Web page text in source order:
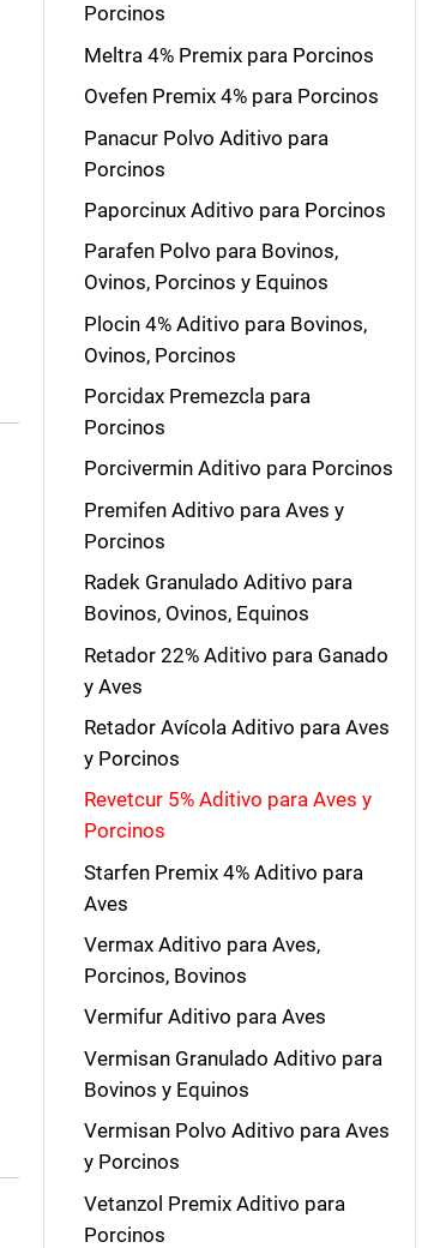
Porcinos
Meltra 4% Premix para Porcinos
Ovefen Premix 4% para Porcinos
Panacur Polvo Aditivo para
Porcinos
Paporcinux Aditivo para Porcinos
Parafen Polvo para Bovinos,
Ovinos, Porcinos y Equinos
Plocin 4% Aditivo para Bovinos,
Ovinos, Porcinos
Porcidax Premezcla para
Porcinos
Porcivermin Aditivo para Porcinos
Premifen Aditivo para Aves y
Porcinos
Radek Granulado Aditivo para
Bovinos, Ovinos, Equinos
Retador 22% Aditivo para Ganado
y Aves
Retador Avícola Aditivo para Aves
y Porcinos
Revetcur 5% Aditivo para Aves y
Porcinos
Starfen Premix 4% Aditivo para
Aves
Vermax Aditivo para Aves,
Porcinos, Bovinos
Vermifur Aditivo para Aves
Vermisan Granulado Aditivo para
Bovinos y Equinos
Vermisan Polvo Aditivo para Aves
y Porcinos
Vetanzol Premix Aditivo para
Porcinos